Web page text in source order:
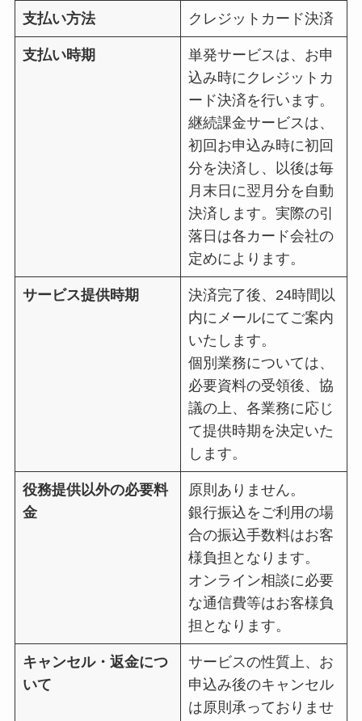
支払い方法 クレジットカード決済
支払い時期
単発サービスは、お申
込み時にクレジットカ
ード決済を行います。
継続課金サービスは、
初回お申込み時に初回
分を決済し、以後は毎
月末日に翌月分を自動
決済します。実際の引
落日は各カード会社の
定めによります。
サービス提供時期
決済完了後、24時間以
内にメールにてご案内
いたします。
個別業務については、
必要資料の受領後、協
議の上、各業務に応じ
て提供時期を決定いた
します。
役務提供以外の必要料
金
原則ありません。
銀行振込をご利用の場
合の振込手数料はお客
様負担となります。
オンライン相談に必要
な通信費等はお客様負
担となります。
キャンセル・返金につ
いて
サービスの性質上、お
申込み後のキャンセル
は原則承っておりませ